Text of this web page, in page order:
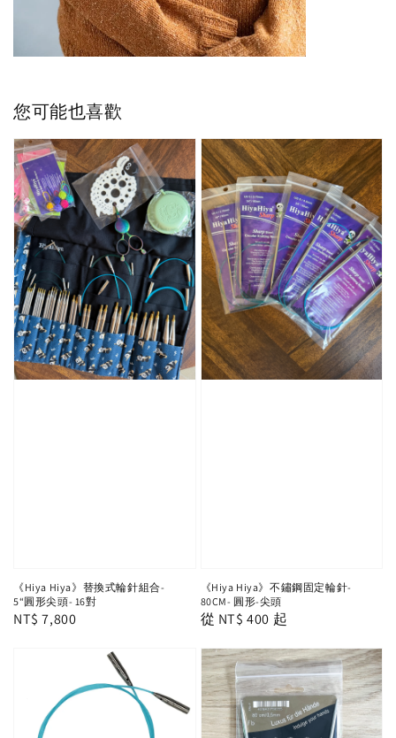
您可能也喜歡
《Hiya Hiya》替換式輪針組合-
5“圓形尖頭- 16對
Regular
NT$ 7,800
《Hiya Hiya》不鏽鋼固定輪針-
80CM- 圓形-尖頭
Regular
從 NT$ 400 起